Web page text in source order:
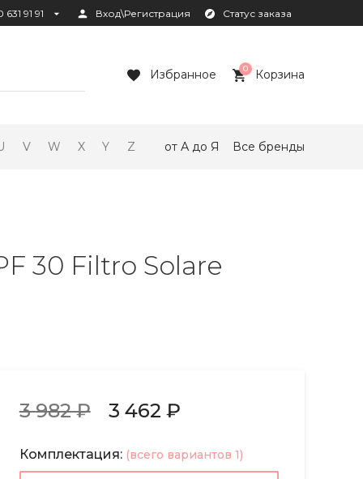
91 91 Вход\Регистрация Статус заказа
Избранное 0 Корзина
V W X Y Z от А до Я Все бренды
30 Filtro Solare
3 982 ₽ 3 462 ₽
Комплектация: (всего вариантов 1)